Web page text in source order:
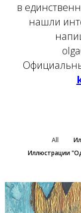
в
нашли
All
Иллюстрации